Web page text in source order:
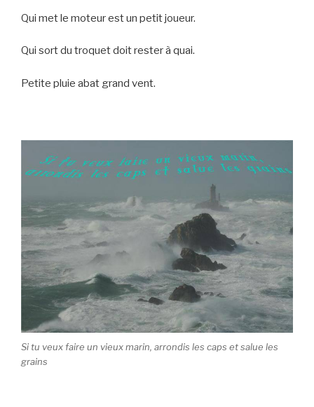
Qui met le moteur est un petit joueur.
Qui sort du troquet doit rester à quai.
Petite pluie abat grand vent.
Si tu veux faire un vieux marin, arrondis les caps et salue les
grains